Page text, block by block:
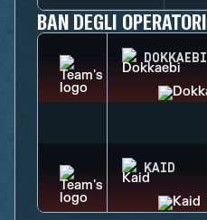
BAN DEGLI OPERATORI
DOKKAEBI
KAID